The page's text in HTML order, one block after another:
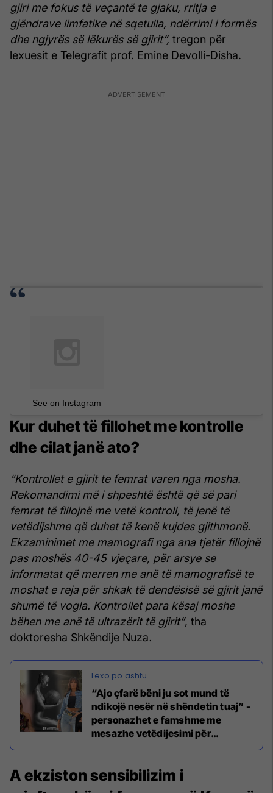
gjiri me fokus të veçantë te gjaku, rritja e
gjëndrave limfatike në sqetulla, ndërrimi i formës
dhe ngjyrës së lëkurës së gjirit”, tregon për
lexuesit e Telegrafit prof. Emine Devolli-Disha.
See on Instagram
Kur duhet të fillohet me kontrolle
dhe cilat janë ato?
“Kontrollet e gjirit te femrat varen nga mosha.
Rekomandimi më i shpeshtë është që së pari
femrat të fillojnë me vetë kontroll, të jenë të
vetëdijshme që duhet të kenë kujdes gjithmonë.
Ekzaminimet me mamografi nga ana tjetër fillojnë
pas moshës 40-45 vjeçare, për arsye se
informatat që merren me anë të mamografisë te
moshat e reja për shkak të dendësisë së gjirit janë
shumë të vogla. Kontrollet para kësaj moshe
bëhen me anë të ultrazërit të gjirit”, tha
doktoresha Shkëndije Nuza.
“Ajo çfarë bëni ju sot mund të
ndikojë nesër në shëndetin tuaj” -
personazhet e famshme me
mesazhe vetëdijesimi për
A ekziston sensibilizim i